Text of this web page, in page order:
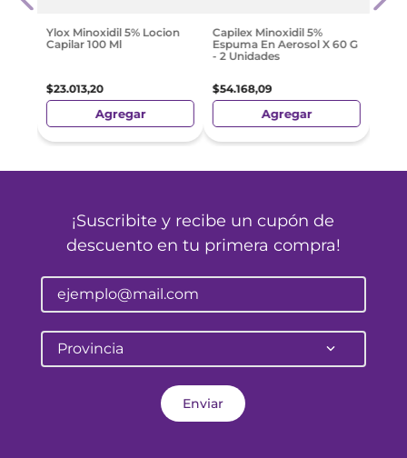
Ylox Minoxidil 5% Locion
Capilar 100 Ml
$23.013,20
Agregar
Capilex Minoxidil 5%
Espuma En Aerosol X 60 G
- 2 Unidades
$54.168,09
Agregar
¡Suscribite y recibe un cupón de
descuento en tu primera compra!
Provincia
Enviar